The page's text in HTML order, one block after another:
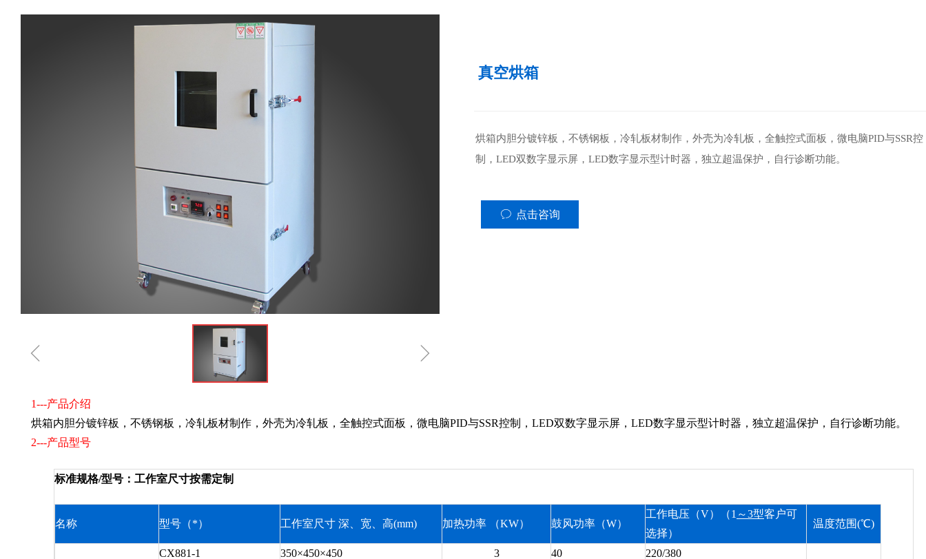
ꁆ ꁇ
真空烘箱
烘箱内胆分镀锌板，不锈钢板，冷轧板材制作，外壳为冷轧板，全触控式面板，微电脑PID与SSR控
制，LED双数字显示屏，LED数字显示型计时器，独立超温保护，自行诊断功能。
ꂖ 点击咨询
1---产品介绍
烘箱内胆分镀锌板，不锈钢板，冷轧板材制作，外壳为冷轧板，全触控式面板，微电脑PID与SSR控制，LED双数字显示屏，LED数字显示型计时器，独立超温保护，自行诊断功能。
2---产品型号
标准规格/型号：工作室尺寸按需定制
名称 型号（*） 工作室尺寸 深、宽、高(mm) 加热功率 （KW） 鼓风功率（W）
工作电压（V）（1 ～3型客户可
选择）
温度范围(℃)
CX881-1 350×450×450 3 40 220/380